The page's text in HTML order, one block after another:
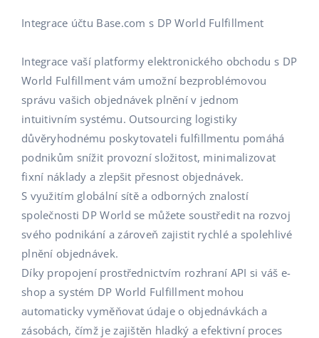
Integrace účtu Base.com s DP World Fulfillment
Integrace vaší platformy elektronického obchodu s DP
World Fulfillment vám umožní bezproblémovou
správu vašich objednávek plnění v jednom
intuitivním systému. Outsourcing logistiky
důvěryhodnému poskytovateli fulfillmentu pomáhá
podnikům snížit provozní složitost, minimalizovat
fixní náklady a zlepšit přesnost objednávek.
S využitím globální sítě a odborných znalostí
společnosti DP World se můžete soustředit na rozvoj
svého podnikání a zároveň zajistit rychlé a spolehlivé
plnění objednávek.
Díky propojení prostřednictvím rozhraní API si váš e-
shop a systém DP World Fulfillment mohou
automaticky vyměňovat údaje o objednávkách a
zásobách, čímž je zajištěn hladký a efektivní proces